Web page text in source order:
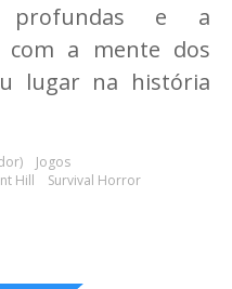
profundas e a
com a mente dos
lugar na história
Jogos
Hill Survival Horror